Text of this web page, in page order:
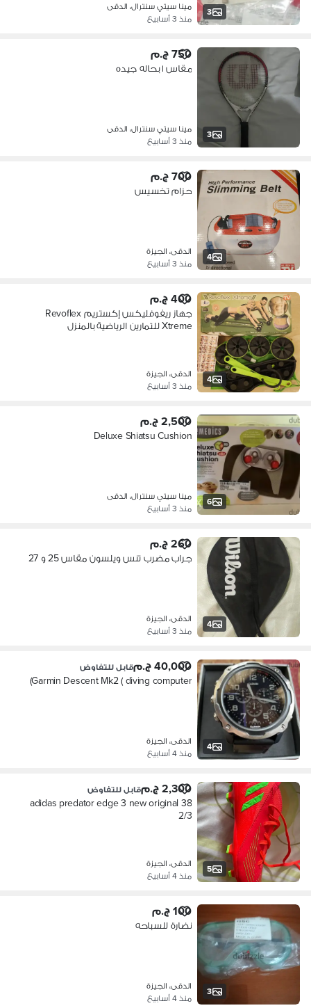
3
مينا سيتي سنترال، الدقى
منذ 3 أسابيع
3
750 ج.م
مقاس ١ بحاله جيده
مينا سيتي سنترال، الدقى
منذ 3 أسابيع
4
700 ج.م
حزام تخسيس
الدقى، الجيزة
منذ 3 أسابيع
4
400 ج.م
جهاز ريفوفليكس إكستريم Revoflex
Xtreme للتمارين الرياضية بالمنزل
الدقى، الجيزة
منذ 3 أسابيع
6
2,500 ج.م
Deluxe Shiatsu Cushion
مينا سيتي سنترال، الدقى
منذ 3 أسابيع
4
260 ج.م
جراب مضرب تنس ويلسون مقاس 25 و 27
الدقى، الجيزة
منذ 3 أسابيع
4
40,000 ج.م قابل للتفاوض
Garmin Descent Mk2 ( diving computer)
الدقى، الجيزة
منذ 4 أسابيع
5
2,300 ج.م قابل للتفاوض
adidas predator edge 3 new original 38
2/3
الدقى، الجيزة
منذ 4 أسابيع
3
100 ج.م
نضارة للسباحه
الدقى، الجيزة
منذ 4 أسابيع